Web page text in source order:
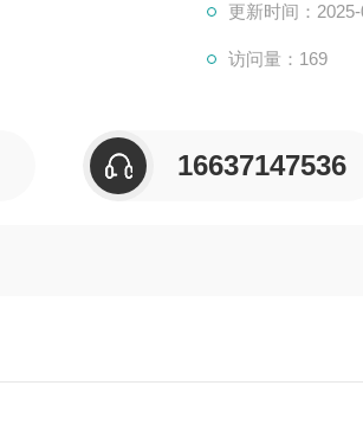
更新时间：
访问量：169
16637147536